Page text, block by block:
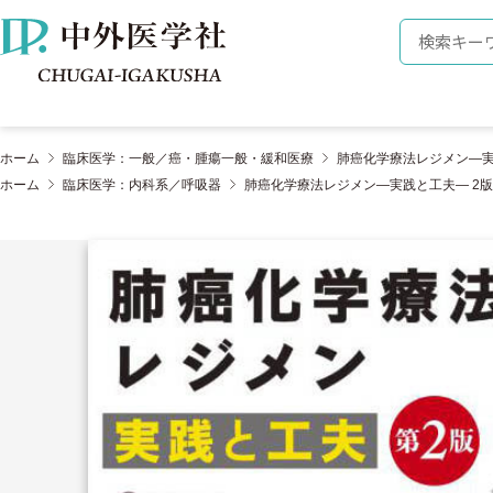
株式会社 中外医学社 検索キーワ
ホーム 臨床医学：一般／癌・腫瘍一般・緩和医療
肺癌化学療法レジメン―
ホーム
臨床医学：内科系／呼吸器 肺癌化学療法レジメン―実践と工夫― 2版